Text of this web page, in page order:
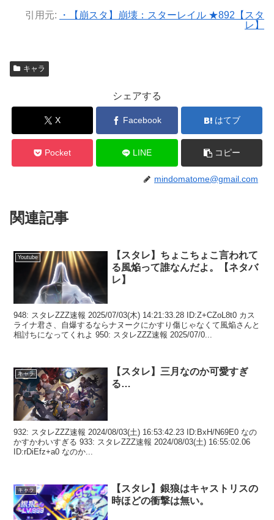
引用元:
・【崩スタ】崩壊：スターレイル ★892【スタ
レ】
キャラ
シェアする
X Facebook はてブ
Pocket LINE コピー
mindomatome@gmail.com
関連記事
Youtube
【スタレ】ちょこちょこ言われて
る風焔って誰なんだよ。【ネタバ
レ】
948: スタレZZZ速報 2025/07/03(木) 14:21:33.28 ID:Z+CZoL8t0 カス
ライナ君さ、自爆するならナヌークにかすり傷じゃなくて風焔さんと
相討ちになってくれよ 950: スタレZZZ速報 2025/07/0...
キャラ
【スタレ】三月なのか可愛すぎ
る…
932: スタレZZZ速報 2024/08/03(土) 16:53:42.23 ID:BxH/N69E0 なの
かすかわいすぎる 933: スタレZZZ速報 2024/08/03(土) 16:55:02.06
ID:rDiEfz+a0 なのか...
キャラ
【スタレ】銀狼はキャストリスの
時ほどの衝撃は無い。